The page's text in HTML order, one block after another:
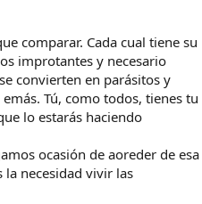
comparar. Cada cual tiene su
improtantes y necesario
convierten en parásitos y
Tú, como todos, tienes tu
lo estarás haciendo
ocasión de aoreder de esa
necesidad vivir las